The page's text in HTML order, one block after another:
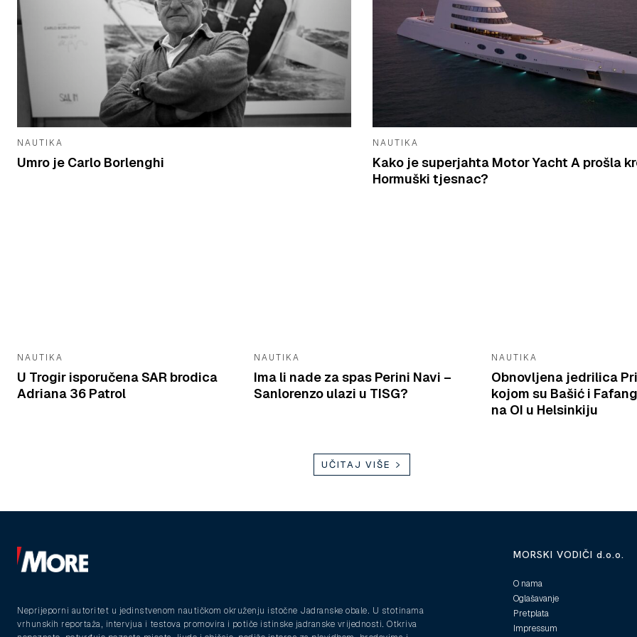
NAUTIKA
Umro je Carlo Borlenghi
NAUTIKA
Kako je superjahta Motor Yacht A prošla
Hormuški tjesnac?
NAUTIKA
U Trogir isporučena SAR brodica
Adriana 36 Patrol
NAUTIKA
Ima li nade za spas Perini Navi –
Sanlorenzo ulazi u TISG?
NAUTIKA
Obnovljena jedrilica
kojom su Bašić i
na OI u Helsinkiju
UČITAJ VIŠE
Neprijeporni autoritet u jedinstvenom nautičkom okruženju istočne Jadranske obale. U stotinama
vrhunskih reportaža, intervjua i testova promovira i potiče istinske jadranske vrijednosti. Otkriva
MORSKI VODIČI d.o.o.
O nama
Oglašavanje
Pretplata
Impressum